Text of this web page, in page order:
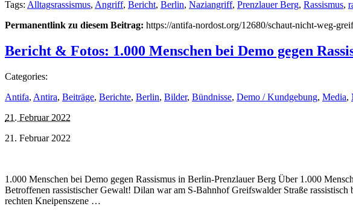
Tags: Alltagsrassismus, Angriff, Bericht, Berlin, Naziangriff, Prenzlauer Berg, Rassismus,
Permanentlink zu diesem Beitrag: https://antifa-nordost.org/12680/schaut-nicht-weg-
Bericht & Fotos: 1.000 Menschen bei Demo gegen
Categories:
Antifa, Antira, Beiträge, Berichte, Berlin, Bilder, Bündnisse, Demo / Kundgebung, Media,
21. Februar 2022
21. Februar 2022
1.000 Menschen bei Demo gegen Rassismus in Berlin-Prenzlauer Berg Über 1.000
Betroffenen rassistischer Gewalt! Dilan war am S-Bahnhof Greifswalder Straße
rechten Kneipenszene …